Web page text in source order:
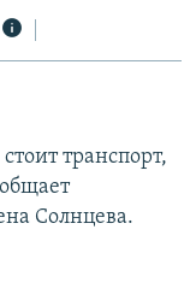
транспорт,
Солнцева.